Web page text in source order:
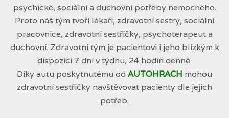
psychické, sociální a duchovní potřeby nemocného.
Proto náš tým tvoří lékaři, zdravotní sestry, sociální
pracovnice, zdravotní sestřičky, psychoterapeut a
duchovní. Zdravotní tým je pacientovi i jeho blízkým k
dispozici 7 dní v týdnu, 24 hodin denně.
Díky autu poskytnutému od AUTOHRACH mohou
zdravotní sestřičky navštěvovat pacienty dle jejich
potřeb.